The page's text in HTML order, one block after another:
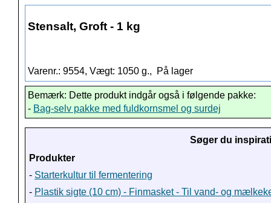
Stensalt, Groft - 1 kg
Varenr.: 9554, Vægt: 1050 g., På lager
Bemærk: Dette produkt indgår også i følgende pakke:
- Bag-selv pakke med fuldkornsmel og surdej
Søger du
Produkter
- Starterkultur til fermentering
- Plastik sigte (10 cm) - Finmasket - Til vand- og